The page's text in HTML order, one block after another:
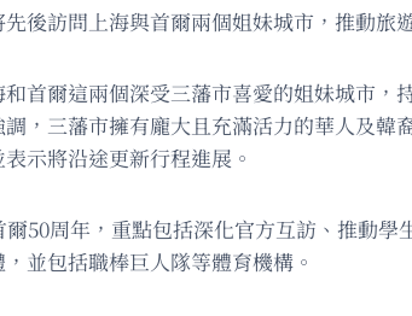
後訪問上海與首爾兩個姐妹城市，推動旅
首爾這兩個深受三藩市喜愛的姐妹城市
，三藩市擁有龐大且充滿活力的華人及
示將沿途更新行程進展。
50周年，重點包括深化官方互訪、推動
並包括職棒巨人隊等體育機構。